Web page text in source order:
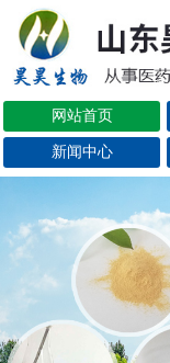
网站首页
新闻中心